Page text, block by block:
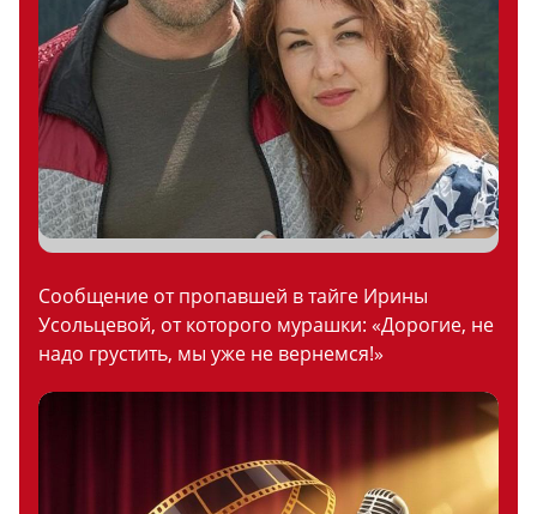
Сообщение от пропавшей в тайге Ирины
Усольцевой, от которого мурашки: «Дорогие, не
надо грустить, мы уже не вернемся!»